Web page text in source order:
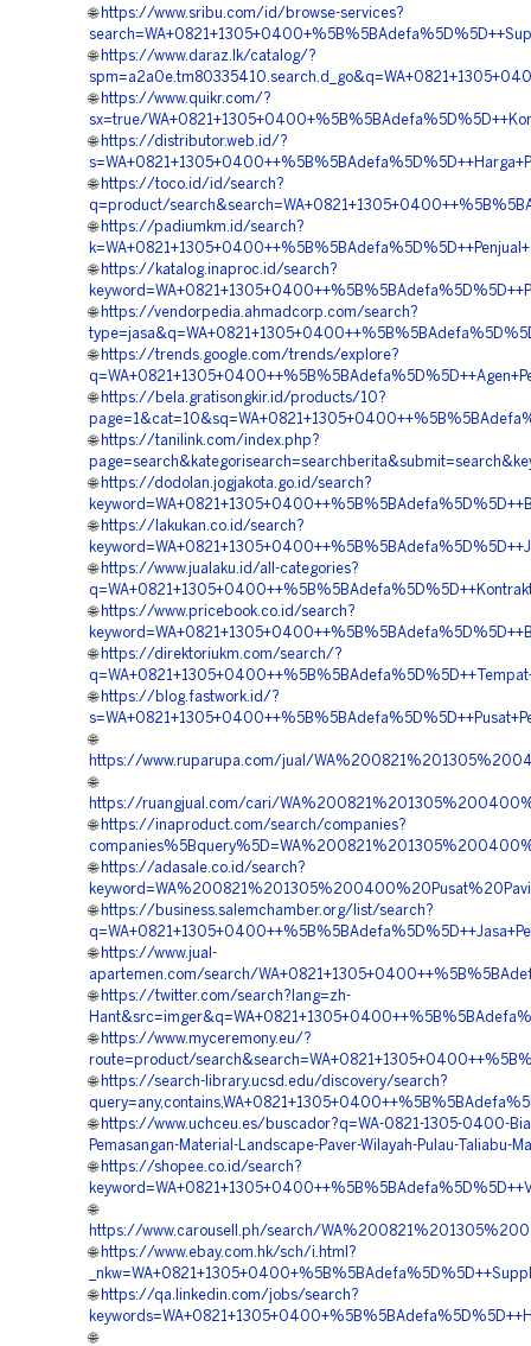
🌐 https://www.sribu.com/id/browse-services?
🌐 https://www.daraz.lk/catalog/?
🌐 https://www.quikr.com/?
sx=true/
🌐 https://distributor.web.id/?
🌐 https://toco.id/id/search?
q=product/
🌐 https://padiumkm.id/search?
🌐 https://katalog.inaproc.id/search?
🌐 https://vendorpedia.ahmadcorp.com/search?
🌐 https://trends.google.com/trends/explore?
🌐 https://bela.gratisongkir.id/products/10?
🌐 https://tanilink.com/index.php?
🌐 https://dodolan.jogjakota.go.id/search?
🌐 https://lakukan.co.id/search?
🌐 https://www.jualaku.id/all-categories?
🌐 https://www.pricebook.co.id/search?
🌐 https://direktoriukm.com/search/?
🌐 https://blog.fastwork.id/?
🌐
https://www.ruparupa.com/jual/
🌐
https://ruangjual.com/cari/
🌐 https://inaproduct.com/search/companies?
🌐 https://adasale.co.id/search?
🌐 https://business.salemchamber.org/list/search?
🌐 https://www.jual-
apartemen.com/search/
🌐 https://twitter.com/search?lang=zh-
🌐 https://www.myceremony.eu/?
route=product/
🌐 https://search-library.ucsd.edu/discovery/search?
🌐 https://www.uchceu.es/buscador?q=WA-0821-1305-0400-
Pemasangan-Material-Landscape-Paver-Wilayah-Pulau-Taliabu-
🌐 https://shopee.co.id/search?
🌐
https://www.carousell.ph/search/
🌐 https://www.ebay.com.hk/sch/i.html?
🌐 https://qa.linkedin.com/jobs/search?
🌐